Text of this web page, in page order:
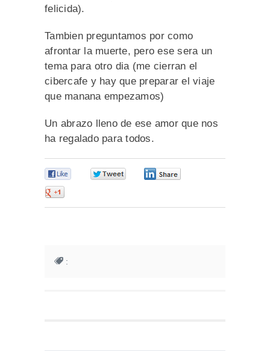
felicida).
Tambien preguntamos por como
afrontar la muerte, pero ese sera un
tema para otro dia (me cierran el
cibercafe y hay que preparar el viaje
que manana empezamos)
Un abrazo lleno de ese amor que nos
ha regalado para todos.
: